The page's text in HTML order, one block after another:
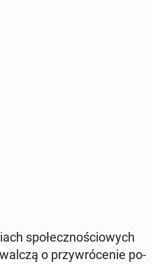
spo­łecz­no­ścio­wych
o przy­wró­ce­nie po­